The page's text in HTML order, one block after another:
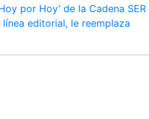
por Hoy’ de la Cadena SER
editorial, le reemplaza